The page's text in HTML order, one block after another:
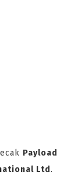
Payload
Ltd.